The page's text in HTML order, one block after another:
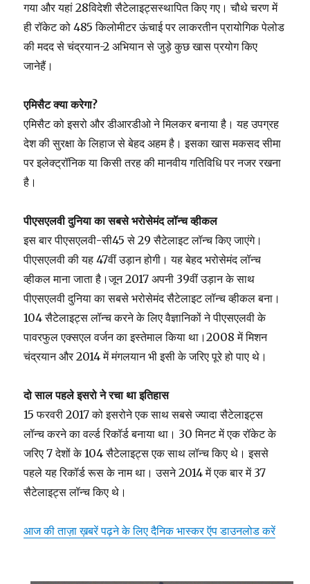
गया और यहां 28विदेशी सैटेलाइट्सस्थापित किए गए। चौथे चरण में
ही रॉकेट को 485 किलोमीटर ऊंचाई पर लाकरतीन प्रायोगिक पेलोड
की मदद से चंद्रयान-2 अभियान से जुड़े कुछ खास प्रयोग किए
जानेहैं।
एमिसैट क्या करेगा?
एमिसैट को इसरो और डीआरडीओ ने मिलकर बनाया है। यह उपग्रह
देश की सुरक्षा के लिहाज से बेहद अहम है। इसका खास मकसद सीमा
पर इलेक्ट्रॉनिक या किसी तरह की मानवीय गतिविधि पर नजर रखना
है।
पीएसएलवी दुनिया का सबसे भरोसेमंद लॉन्च व्हीकल
इस बार पीएसएलवी-सी45 से 29 सैटेलाइट लॉन्च किए जाएंगे।
पीएसएलवी की यह 47वीं उड़ान होगी। यह बेहद भरोसेमंद लॉन्च
व्हीकल माना जाता है।जून 2017 अपनी 39वीं उड़ान के साथ
पीएसएलवी दुनिया का सबसे भरोसेमंद सैटेलाइट लॉन्च व्हीकल बना।
104 सैटेलाइट्स लॉन्च करने के लिए वैज्ञानिकों ने पीएसएलवी के
पावरफुल एक्सएल वर्जन का इस्तेमाल किया था।2008 में मिशन
चंद्रयान और 2014 में मंगलयान भी इसी के जरिए पूरे हो पाए थे।
दो साल पहले इसरो ने रचा था इतिहास
15 फरवरी 2017 को इसरोने एक साथ सबसे ज्यादा सैटेलाइट्स
लॉन्च करने का वर्ल्ड रिकॉर्ड बनाया था। 30 मिनट में एक रॉकेट के
जरिए 7 देशों के 104 सैटेलाइट्स एक साथ लॉन्च किए थे। इससे
पहले यह रिकॉर्ड रूस के नाम था। उसने 2014 में एक बार में 37
सैटेलाइट्स लॉन्च किए थे।
आज की ताज़ा ख़बरें पढ़ने के लिए दैनिक भास्कर ऍप डाउनलोड करें